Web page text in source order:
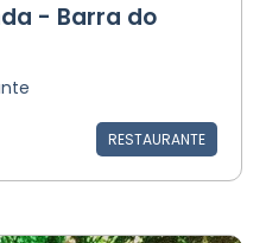
- Barra do
RESTAURANTE